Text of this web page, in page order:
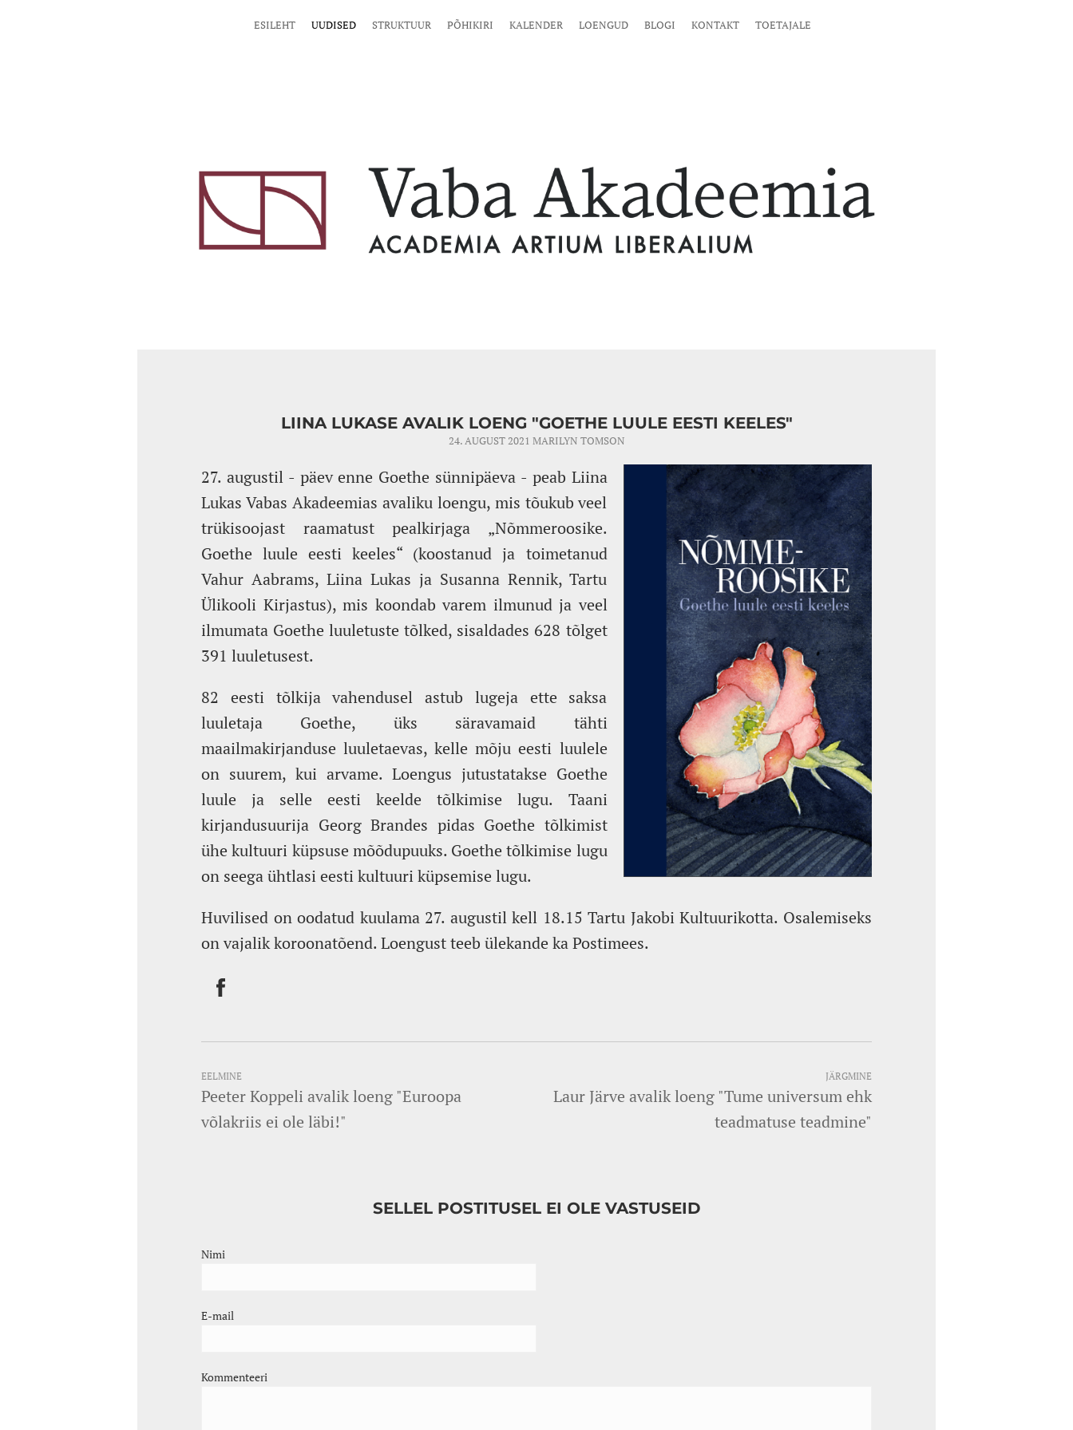
ESILEHT UUDISED STRUKTUUR PÕHIKIRI KALENDER LOENGUD BLOGI KONTAKT TOETAJALE
LIINA LUKASE AVALIK LOENG "GOETHE LUULE EESTI KEELES"
24. AUGUST 2021 MARILYN TOMSON
27. augustil - päev enne Goethe sünnipäeva - peab Liina
Lukas Vabas Akadeemias avaliku loengu, mis tõukub veel
trükisoojast raamatust pealkirjaga „Nõmmeroosike.
Goethe luule eesti keeles“ (koostanud ja toimetanud
Vahur Aabrams, Liina Lukas ja Susanna Rennik, Tartu
Ülikooli Kirjastus), mis koondab varem ilmunud ja veel
ilmumata Goethe luuletuste tõlked, sisaldades 628 tõlget
391 luuletusest.
82 eesti tõlkija vahendusel astub lugeja ette saksa
luuletaja Goethe, üks säravamaid tähti
maailmakirjanduse luuletaevas, kelle mõju eesti luulele
on suurem, kui arvame. Loengus jutustatakse Goethe
luule ja selle eesti keelde tõlkimise lugu. Taani
kirjandusuurija Georg Brandes pidas Goethe tõlkimist
ühe kultuuri küpsuse mõõdupuuks. Goethe tõlkimise lugu
on seega ühtlasi eesti kultuuri küpsemise lugu.
Huvilised on oodatud kuulama 27. augustil kell 18.15 Tartu Jakobi Kultuurikotta. Osalemiseks
on vajalik koroonatõend. Loengust teeb ülekande ka Postimees.
EELMINE
Peeter Koppeli avalik loeng "Euroopa
võlakriis ei ole läbi!"
JÄRGMINE
Laur Järve avalik loeng "Tume universum ehk
teadmatuse teadmine"
SELLEL POSTITUSEL EI OLE VASTUSEID
Nimi
E-mail
Kommenteeri